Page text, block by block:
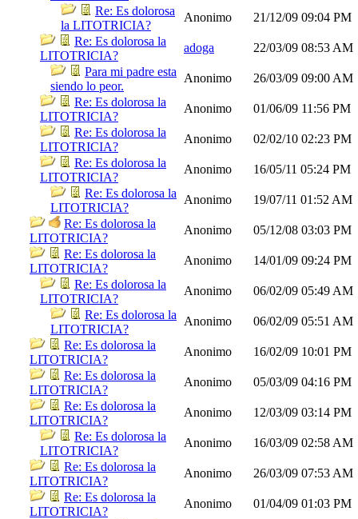
Re: Es dolorosa
la LITOTRICIA?
Anonimo 21/12/09 09:04 PM
Re: Es dolorosa la
LITOTRICIA?
adoga 22/03/09 08:53 AM
Para mi padre esta
siendo lo peor.
Anonimo 26/03/09 09:00 AM
Re: Es dolorosa la
LITOTRICIA?
Anonimo 01/06/09 11:56 PM
Re: Es dolorosa la
LITOTRICIA?
Anonimo 02/02/10 02:23 PM
Re: Es dolorosa la
LITOTRICIA?
Anonimo 16/05/11 05:24 PM
Re: Es dolorosa la
LITOTRICIA?
Anonimo 19/07/11 01:52 AM
Re: Es dolorosa la
LITOTRICIA?
Anonimo 05/12/08 03:03 PM
Re: Es dolorosa la
LITOTRICIA?
Anonimo 14/01/09 09:24 PM
Re: Es dolorosa la
LITOTRICIA?
Anonimo 06/02/09 05:49 AM
Re: Es dolorosa la
LITOTRICIA?
Anonimo 06/02/09 05:51 AM
Re: Es dolorosa la
LITOTRICIA?
Anonimo 16/02/09 10:01 PM
Re: Es dolorosa la
LITOTRICIA?
Anonimo 05/03/09 04:16 PM
Re: Es dolorosa la
LITOTRICIA?
Anonimo 12/03/09 03:14 PM
Re: Es dolorosa la
LITOTRICIA?
Anonimo 16/03/09 02:58 AM
Re: Es dolorosa la
LITOTRICIA?
Anonimo 26/03/09 07:53 AM
Re: Es dolorosa la
LITOTRICIA?
Anonimo 01/04/09 01:03 PM